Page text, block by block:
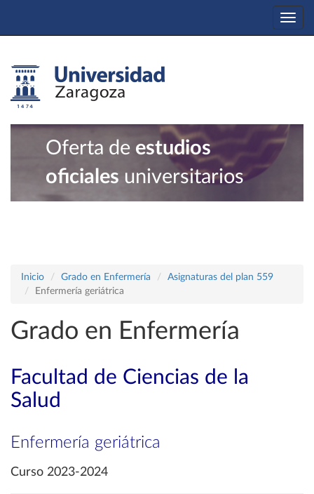
Oferta de estudios
oficiales universitarios
Inicio Grado en Enfermería
Asignaturas del plan 559
Enfermería geriátrica
Grado en Enfermería
Facultad de Ciencias de la
Salud
Enfermería geriátrica
Curso 2023-2024